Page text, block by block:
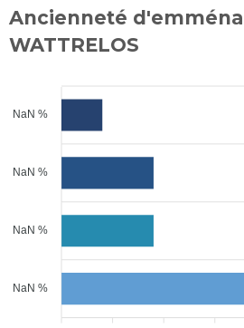
Ancienneté
WATTRELOS
NaN %
NaN %
NaN %
NaN %